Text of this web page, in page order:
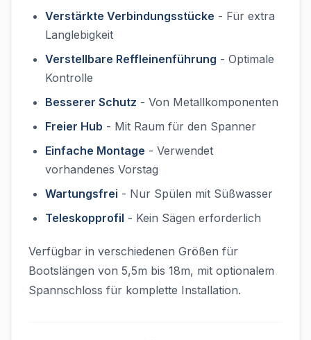
Verstärkte Verbindungsstücke - Für extra
Langlebigkeit
Verstellbare Reffleinenführung - Optimale
Kontrolle
Besserer Schutz - Von Metallkomponenten
Freier Hub - Mit Raum für den Spanner
Einfache Montage - Verwendet
vorhandenes Vorstag
Wartungsfrei - Nur Spülen mit Süßwasser
Teleskopprofil - Kein Sägen erforderlich
Verfügbar in verschiedenen Größen für
Bootslängen von 5,5m bis 18m, mit optionalem
Spannschloss für komplette Installation.